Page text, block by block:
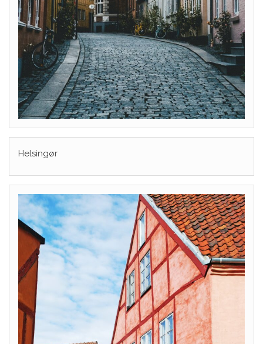
Helsingør